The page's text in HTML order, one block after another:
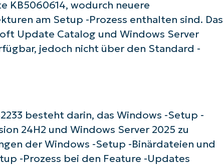
KB5060614, wodurch neuere
am Setup -Prozess enthalten sind. Das
Update Catalog und Windows Server
jedoch nicht über den Standard -
besteht darin, das Windows -Setup -
24H2 und Windows Server 2025 zu
der Windows -Setup -Binärdateien und
-Prozess bei den Feature -Updates